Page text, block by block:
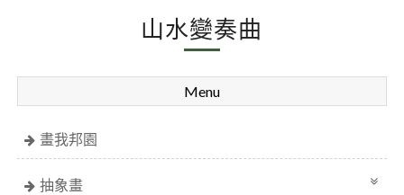
0933314105 張先生
山水變奏曲
Menu
畫我邦園
抽象畫